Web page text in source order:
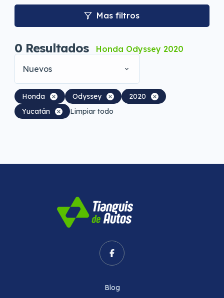
Mas filtros
0 Resultados
Honda Odyssey 2020
Nuevos
Honda Odyssey
2020
Yucatán
Limpiar todo
Blog